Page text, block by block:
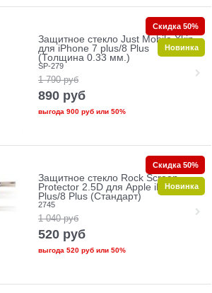
Защитное стекло Just Mobile Xkin
для iPhone 7 plus/8 Plus
(Толщина 0.33 мм.)
SP-279
1 790 руб
890 руб
выгода 900 рубили 50%
Скидка 50%
Новинка
Защитное стекло Rock Screen
Protector 2.5D для Apple iPhone 7
Plus/8 Plus (Стандарт)
2745
1 040 руб
520 руб
выгода 520 рубили 50%
Скидка 50%
Новинка